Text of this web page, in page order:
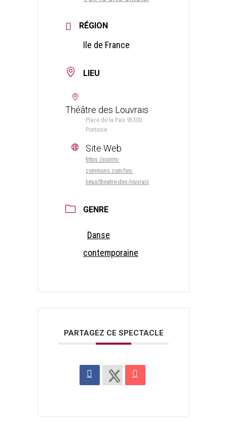
RÉGION
Ile de France
LIEU
Théâtre des Louvrais
Place de la Paix 95300
Pontoise
Site Web
https://points-
communs.com/les-
lieux/theatre-des-louvrais
GENRE
Danse
contemporaine
PARTAGEZ CE SPECTACLE